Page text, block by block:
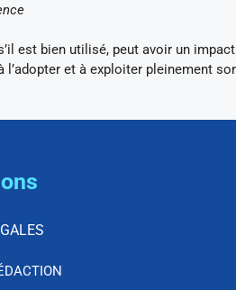
est bien utilisé, peut avoir un
et à exploiter pleinement